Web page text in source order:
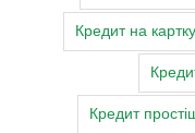
Кредит на
Кредит